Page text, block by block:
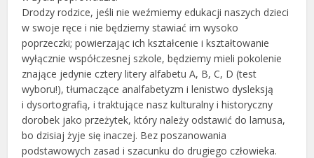
Drodzy rodzice, jeśli nie weźmiemy edukacji naszych dzieci
w swoje ręce i nie będziemy stawiać im wysoko
poprzeczki; powierzając ich kształcenie i kształtowanie
wyłącznie współczesnej szkole, będziemy mieli pokolenie
znające jedynie cztery litery alfabetu A, B, C, D (test
wyboru!), tłumaczące analfabetyzm i lenistwo dysleksją
i dysortografią, i traktujące nasz kulturalny i historyczny
dorobek jako przeżytek, który należy odstawić do lamusa,
bo dzisiaj żyje się inaczej. Bez poszanowania
podstawowych zasad i szacunku do drugiego człowieka.